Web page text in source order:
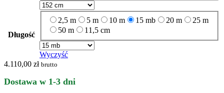
Długość
2,5 m 5 m 10 m 15 mb 20 m
25 m
50 m
11,5 cm
Wyczyść
4.110,00 zł brutto
Dostawa w 1-3 dni